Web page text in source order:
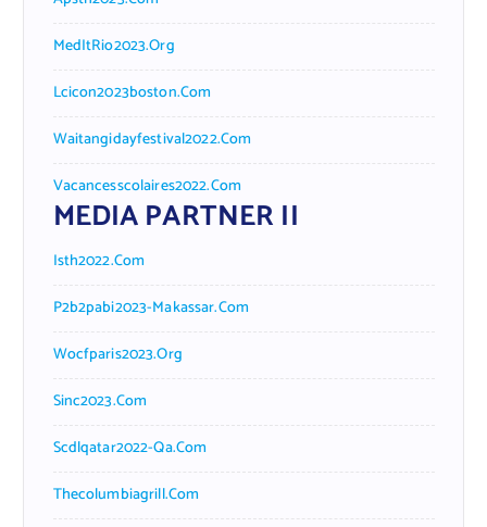
MedItRio2023.org
Lcicon2023boston.com
Waitangidayfestival2022.com
Vacancesscolaires2022.com
MEDIA PARTNER II
Isth2022.com
P2b2pabi2023-Makassar.com
Wocfparis2023.org
Sinc2023.com
Scdlqatar2022-Qa.com
Thecolumbiagrill.com